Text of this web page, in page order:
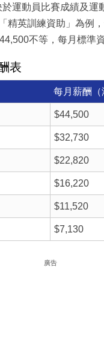
運動員比賽成績及運
精英訓練資助」為例
不等，每月標準
表
每月薪酬（
$44,500
$32,730
$22,820
$16,220
$11,520
$7,130
廣告